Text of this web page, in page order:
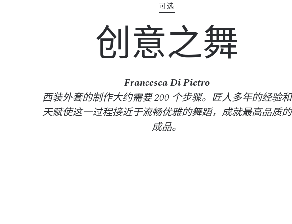
可选
创意之舞
Francesca Di Pietro
西装外套的制作大约需要 200 个步骤。匠人多年的经验和
天赋使这一过程接近于流畅优雅的舞蹈，成就最高品质的
成品。